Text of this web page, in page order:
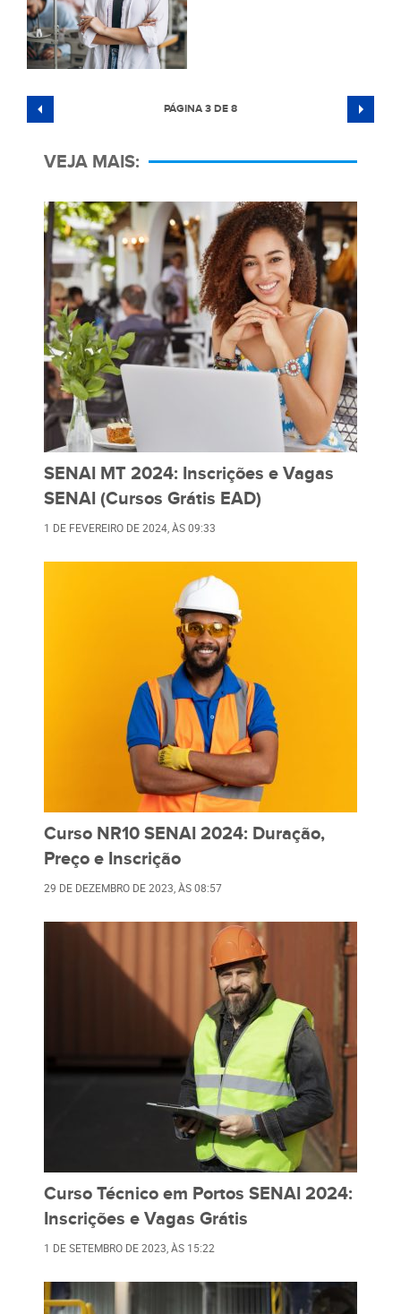
PÁGINA 3 DE 8
VEJA MAIS:
SENAI MT 2024: Inscrições e Vagas
SENAI (Cursos Grátis EAD)
1 DE FEVEREIRO DE 2024 , ÀS09:33
Curso NR10 SENAI 2024: Duração,
Preço e Inscrição
29 DE DEZEMBRO DE 2023 , ÀS08:57
Curso Técnico em Portos SENAI 2024:
Inscrições e Vagas Grátis
1 DE SETEMBRO DE 2023 , ÀS 15:22